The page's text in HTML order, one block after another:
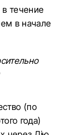
течение
в начале
(по
года)